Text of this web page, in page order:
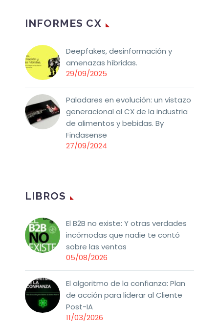
INFORMES CX
Deepfakes, desinformación y
amenazas híbridas.
29/09/2025
Paladares en evolución: un vistazo
generacional al CX de la industria
de alimentos y bebidas. By
Findasense
27/09/2024
LIBROS
El B2B no existe: Y otras verdades
incómodas que nadie te contó
sobre las ventas
05/08/2026
El algoritmo de la confianza: Plan
de acción para liderar al Cliente
Post-IA
11/03/2026